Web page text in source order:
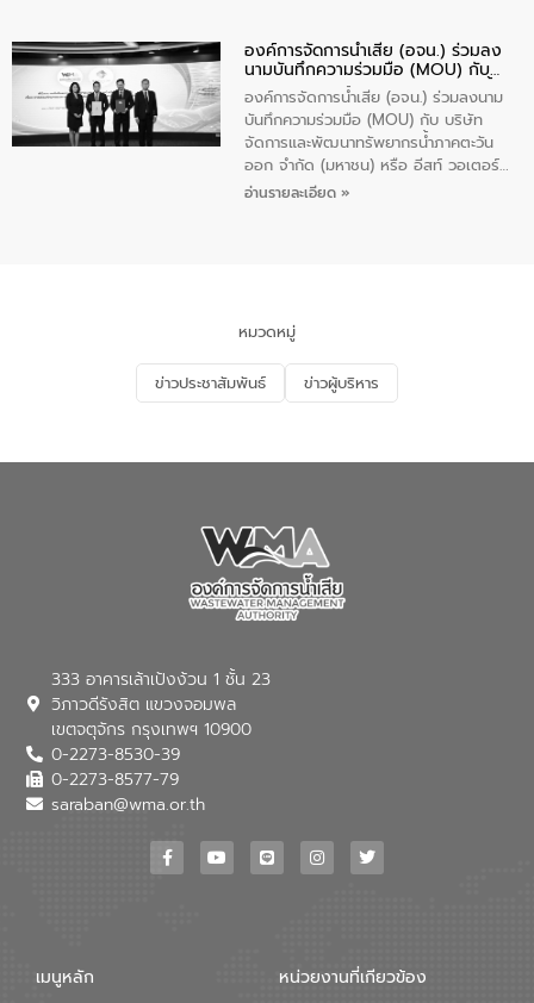
ชุมชนและการบำบัดน้ำเสียเบื้องต้น ให้กับ
นักเรียนชั้นประถมศึกษาปีที่ 5 โรงเรียน
เทศบาล 1 (พะเยาประชานุกูล) จำนวน 30
คน
องค์การจัดการน้ำเสีย (อจน.) ร่วมลง
นามบันทึกความร่วมมือ (MOU) กับ
บริษัท จัดการและพัฒนาทรัพยากรน้ำ
ภาคตะวันออก จำกัด (มหาชน) หรือ อีส
ท์ วอเตอร์
องค์การจัดการน้ำเสีย (อจน.) ร่วมลงนาม
บันทึกความร่วมมือ (MOU) กับ บริษัท
จัดการและพัฒนาทรัพยากรน้ำภาคตะวัน
ออก จำกัด (มหาชน) หรือ อีสท์ วอเตอร์
เมื่อวันอังคารที่ 4 สิงหาคม 2569 ณ ห้อง
ด้านน้ำของประเทศ และเตรียมความพร้อม
รองรับการเติบโตของเมือง รวมถึงการ
ลงทุนในอุตสาหกรรมแห่งอนาคต ตลอดจน
มุ่งตอบโจทย์ความท้าทายจากวิกฤตการ
ในครั้งนี้เป็นการดึงจุดแข็งและความ
(อจน.) มาผสานกับประสบการณ์และ
เทคโนโลยีโครงข่ายน้ำครบวงจรในพื้นที่ EEC
ของอีสท์ วอเตอร์ เพื่อร่วมกันศึกษา
เทคโนโลยีการปรับปรุงคุณภาพน้ำ (Water
Reuse) และพัฒนารูปแบบการดำเนินงาน
ใช้น้ำที่พุ่งสูงขึ้นจากการขยายตัวของ
การองค์การจัดการน้ำเสีย กล่าวถึงภารกิจ
เพื่อสนับสนุนการพัฒนาเมืองอย่างยั่งยืน
ขณะที่ นายบดินทร์ อุดล กรรมการผู้อำนวย
สมดุลทางเศรษฐกิจและสิ่งแวดล้อมได้อย่าง
อ่านรายละเอียด »
หมวดหมู่
ข่าวประชาสัมพันธ์ ข่าวผู้บริหาร
333 อาคารเล้าเป้งง้วน 1 ชั้น 23
วิภาวดีรังสิต แขวงจอมพล
เขตจตุจักร กรุงเทพฯ 10900
0-2273-8530-39
0-2273-8577-79
saraban@wma.or.th
เมนูหลัก หน่วยงานที่เกียวข้อง